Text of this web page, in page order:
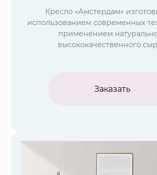
Кресло «Амстердам»
использованием современных
применением
высококачественного
Заказать